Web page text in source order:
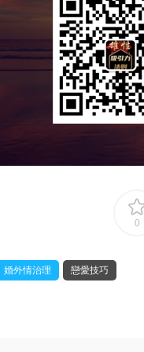
0
婚外情治理 戀愛技巧